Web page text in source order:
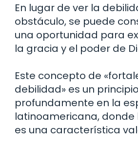
En lugar de ver la
obstáculo, se puede
una oportunidad para
la gracia y el poder de
Este concepto de
debilidad» es un
profundamente en la
latinoamericana, donde
es una característica